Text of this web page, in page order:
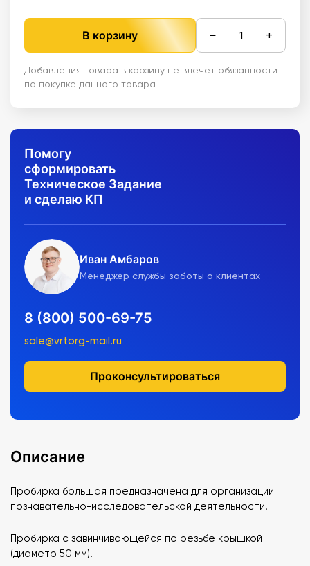
В корзину − +
Добавления товара в корзину не влечет обязанности
по покупке данного товара
Помогу
сформировать
Техническое Задание
и сделаю КП
Иван Амбаров
Менеджер службы заботы о клиентах
8 (800) 500-69-75
sale@vrtorg-mail.ru
Проконсультироваться
Описание
Пробирка большая предназначена для организации
познавательно-исследовательской деятельности.
Пробирка с завинчивающейся по резьбе крышкой
(диаметр 50 мм).